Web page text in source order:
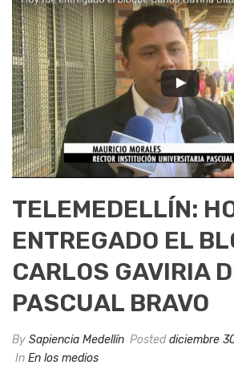
TELEMEDELLÍN:
ENTREGADO EL
CARLOS GAVIRIA
PASCUAL BRAVO
By Sapiencia Medellín Posteddiciembre
In En los medios